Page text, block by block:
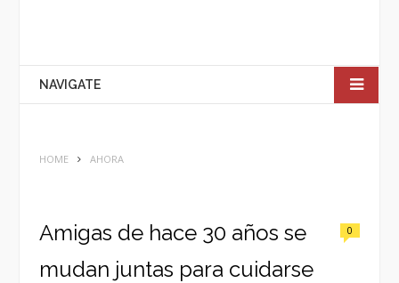
NAVIGATE
HOME AHORA
Amigas de hace 30 años se
mudan juntas para cuidarse
0